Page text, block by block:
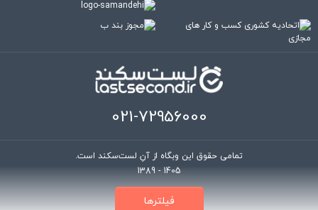
فیلتر‌ها
021-72956000
تمامی حقوق این وبگاه از آنِ لست‌سکند است.
1389 - 1405